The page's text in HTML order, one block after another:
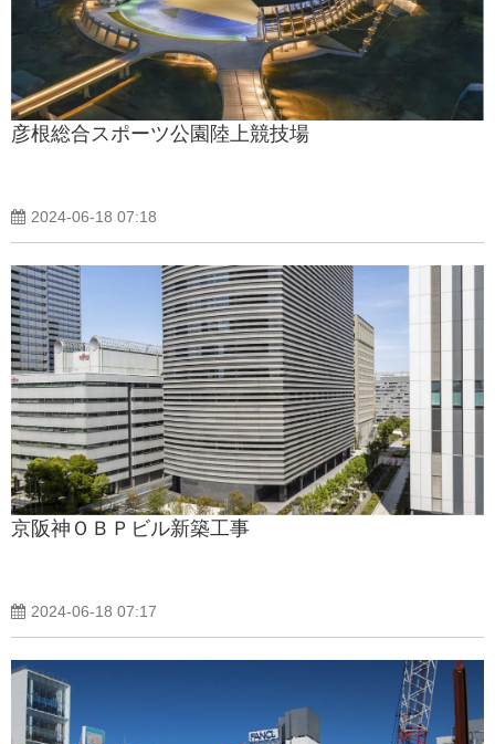
彦根総合スポーツ公園陸上競技場
2024-06-18 07:18
京阪神ＯＢＰビル新築工事
2024-06-18 07:17